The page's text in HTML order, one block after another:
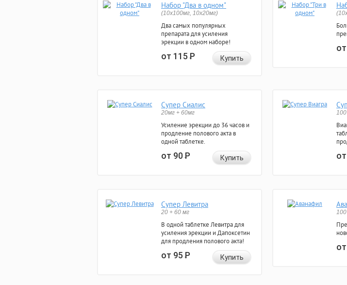
Набор "Два в одном"
(10x100мг, 10x20мг)
Два самых популярных
препарата для усиления
эрекции в одном наборе!
от 115Р Купить
Супер Сиалис
20мг + 60мг
Усиление эрекции до 36 часов и
продление полового акта в
одной таблетке.
от 90Р Купить
Супер Левитра
20 + 60 мг
В одной таблетке Левитра для
усиления эрекции и Дапоксетин
для продления полового акта!
от 95Р Купить